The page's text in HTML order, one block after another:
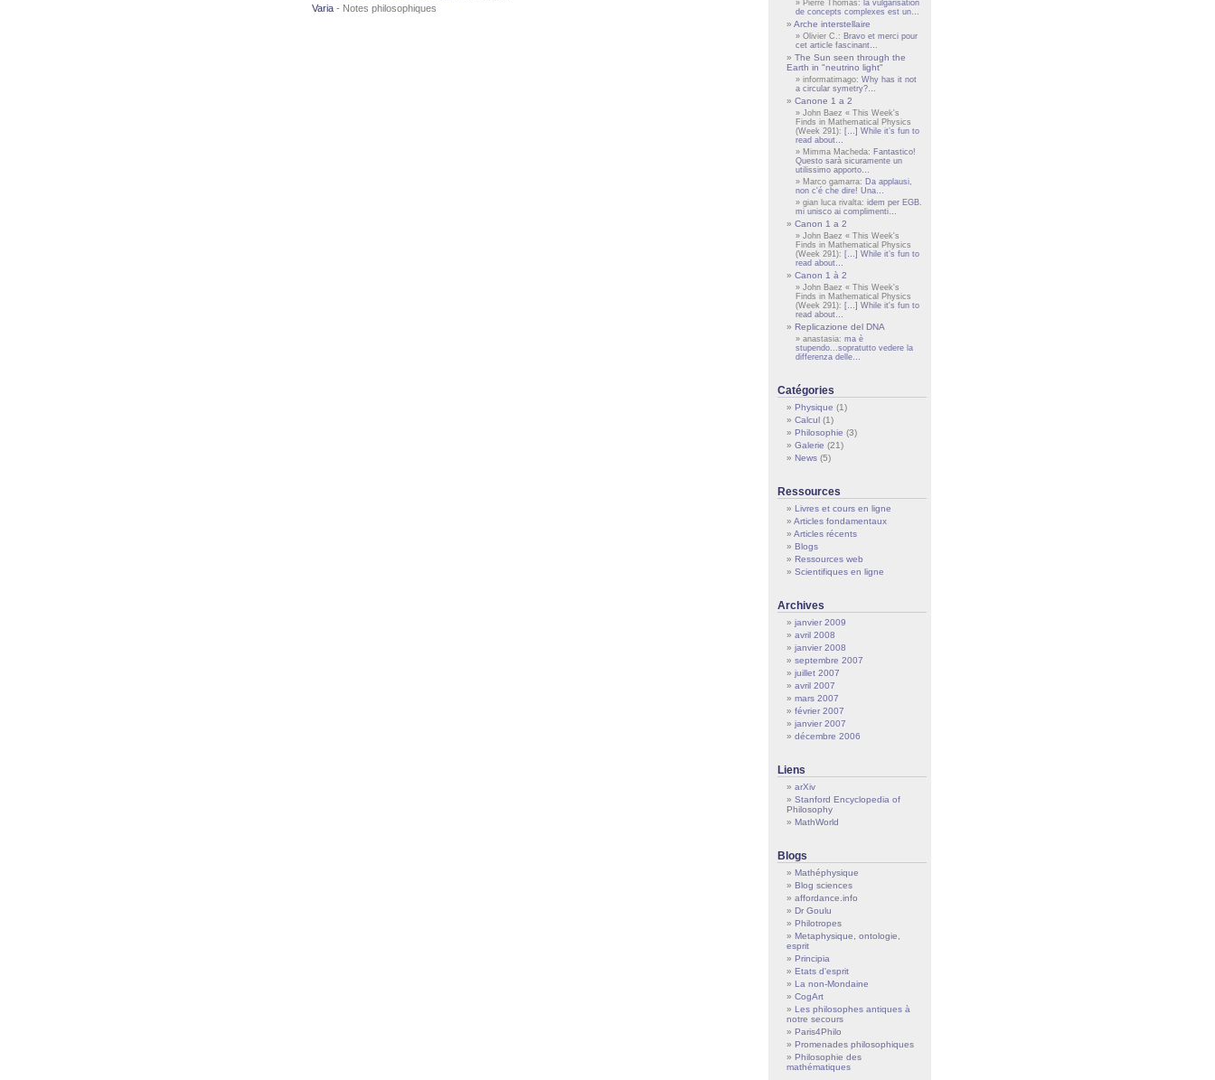
Varia - Notes philosophiques Pierre Thomas: la vulgarisation
de concepts complexes est un…
Arche interstellaire
Olivier C.: Bravo et merci pour
cet article fascinant…
The Sun seen through the
Earth in "neutrino light"
informatimago: Why has it not
a circular symetry?…
Canone 1 a 2
John Baez « This Week's
Finds in Mathematical Physics
(Week 291): […] While it’s fun to
read about…
Mimma Macheda: Fantastico!
Questo sarà sicuramente un
utilissimo apporto…
Marco gamarra: Da applausi,
non c'é che dire! Una…
gian luca rivalta: idem per EGB.
mi unisco ai complimenti…
Canon 1 a 2
John Baez « This Week's
Finds in Mathematical Physics
(Week 291): […] While it’s fun to
read about…
Canon 1 à 2
John Baez « This Week's
Finds in Mathematical Physics
(Week 291): […] While it's fun to
read about…
Replicazione del DNA
anastasia: ma è
stupendo...sopratutto vedere la
differenza delle…
Catégories
Physique (1)
Calcul (1)
Philosophie (3)
Galerie (21)
News (5)
Ressources
Livres et cours en ligne
Articles fondamentaux
Articles récents
Blogs
Ressources web
Scientifiques en ligne
Archives
janvier 2009
avril 2008
janvier 2008
septembre 2007
juillet 2007
avril 2007
mars 2007
février 2007
janvier 2007
décembre 2006
Liens
arXiv
Stanford Encyclopedia of
Philosophy
MathWorld
Blogs
Mathéphysique
Blog sciences
affordance.info
Dr Goulu
Philotropes
Metaphysique, ontologie,
esprit
Principia
Etats d'esprit
La non-Mondaine
CogArt
Les philosophes antiques à
notre secours
Paris4Philo
Promenades philosophiques
Philosophie des
mathématiques